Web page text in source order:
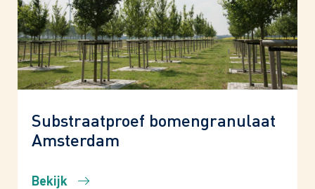
Substraatproef bomengranulaat
Amsterdam
Bekijk